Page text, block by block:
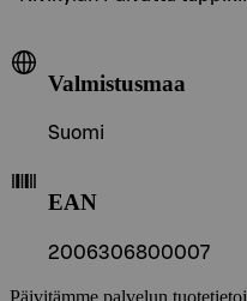
Valmistusmaa
Suomi
EAN
2006306800007
Päivitämme palvelun